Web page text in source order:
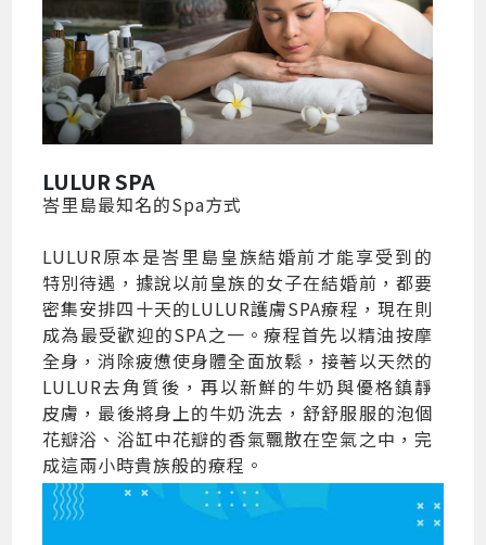
LULUR SPA
峇里島最知名的Spa方式
LULUR原本是峇里島皇族結婚前才能享受到的
特別待遇，據說以前皇族的女子在結婚前，都要
密集安排四十天的LULUR護膚SPA療程，現在則
成為最受歡迎的SPA之一。療程首先以精油按摩
全身，消除疲憊使身體全面放鬆，接著以天然的
LULUR去角質後，再以新鮮的牛奶與優格鎮靜
皮膚，最後將身上的牛奶洗去，舒舒服服的泡個
花瓣浴、浴缸中花瓣的香氣飄散在空氣之中，完
成這兩小時貴族般的療程。